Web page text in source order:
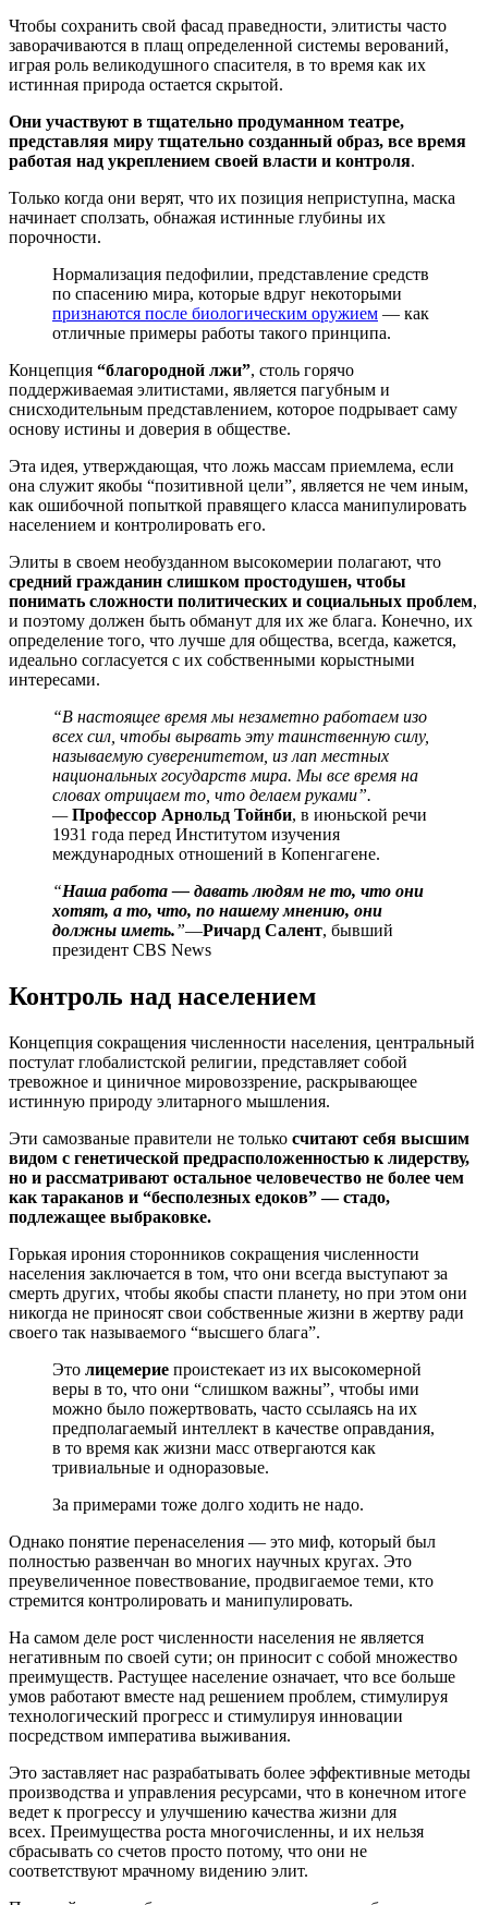
Чтобы сохранить свой фасад праведности, элитисты часто
заворачиваются в плащ определенной системы верований,
играя роль великодушного спасителя, в то время как их
истинная природа остается скрытой.
Они участвуют в тщательно продуманном театре,
представляя миру тщательно созданный образ, все время
работая над укреплением своей власти и контроля.
Только когда они верят, что их позиция неприступна, маска
начинает сползать, обнажая истинные глубины их
порочности.
Нормализация педофилии, представление средств
по спасению мира, которые вдруг некоторыми
признаются после биологическим оружием — как
отличные примеры работы такого принципа.
Концепция “благородной лжи”, столь горячо
поддерживаемая элитистами, является пагубным и
снисходительным представлением, которое подрывает саму
основу истины и доверия в обществе.
Эта идея, утверждающая, что ложь массам приемлема, если
она служит якобы “позитивной цели”, является не чем иным,
как ошибочной попыткой правящего класса манипулировать
населением и контролировать его.
Элиты в своем необузданном высокомерии полагают, что
средний гражданин слишком простодушен, чтобы
понимать сложности политических и социальных проблем,
и поэтому должен быть обманут для их же блага. Конечно, их
определение того, что лучше для общества, всегда, кажется,
идеально согласуется с их собственными корыстными
интересами.
“В настоящее время мы незаметно работаем изо
всех сил, чтобы вырвать эту таинственную силу,
называемую суверенитетом, из лап местных
национальных государств мира. Мы все время на
словах отрицаем то, что делаем руками”.
—Профессор Арнольд Тойнби, в июньской речи
1931 года перед Институтом изучения
международных отношений в Копенгагене.
“Наша работа — давать людям не то, что они
хотят, а то, что, по нашему мнению, они
должны иметь.”—Ричард Салент, бывший
президент CBS News
Контроль над населением
Концепция сокращения численности населения, центральный
постулат глобалистской религии, представляет собой
тревожное и циничное мировоззрение, раскрывающее
истинную природу элитарного мышления.
Эти самозваные правители не только считают себя высшим
видом с генетической предрасположенностью к лидерству,
но и рассматривают остальное человечество не более чем
как тараканов и “бесполезных едоков” — стадо,
подлежащее выбраковке.
Горькая ирония сторонников сокращения численности
населения заключается в том, что они всегда выступают за
смерть других, чтобы якобы спасти планету, но при этом они
никогда не приносят свои собственные жизни в жертву ради
своего так называемого “высшего блага”.
Это лицемерие проистекает из их высокомерной
веры в то, что они “слишком важны”, чтобы ими
можно было пожертвовать, часто ссылаясь на их
предполагаемый интеллект в качестве оправдания,
в то время как жизни масс отвергаются как
тривиальные и одноразовые.
За примерами тоже долго ходить не надо.
Однако понятие перенаселения — это миф, который был
полностью развенчан во многих научных кругах. Это
преувеличенное повествование, продвигаемое теми, кто
стремится контролировать и манипулировать.
На самом деле рост численности населения не является
негативным по своей сути; он приносит с собой множество
преимуществ. Растущее население означает, что все больше
умов работают вместе над решением проблем, стимулируя
технологический прогресс и стимулируя инновации
посредством императива выживания.
Это заставляет нас разрабатывать более эффективные методы
производства и управления ресурсами, что в конечном итоге
ведет к прогрессу и улучшению качества жизни для
всех. Преимущества роста многочисленны, и их нельзя
сбрасывать со счетов просто потому, что они не
соответствуют мрачному видению элит.